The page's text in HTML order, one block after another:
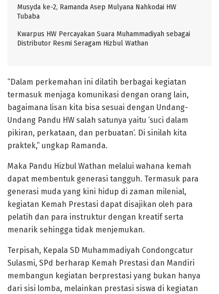
Musyda ke-2, Ramanda Asep Mulyana Nahkodai HW
Tubaba
Kwarpus HW Percayakan Suara Muhammadiyah sebagai
Distributor Resmi Seragam Hizbul Wathan
“Dalam perkemahan ini dilatih berbagai kegiatan
termasuk menjaga komunikasi dengan orang lain,
bagaimana lisan kita bisa sesuai dengan Undang-
Undang Pandu HW salah satunya yaitu ‘suci dalam
pikiran, perkataan, dan perbuatan’. Di sinilah kita
praktek,” ungkap Ramanda.
Maka Pandu Hizbul Wathan melalui wahana kemah
dapat membentuk generasi tangguh. Termasuk para
generasi muda yang kini hidup di zaman milenial,
kegiatan Kemah Prestasi dapat disajikan oleh para
pelatih dan para instruktur dengan kreatif serta
menarik sehingga tidak menjemukan.
Terpisah, Kepala SD Muhammadiyah Condongcatur
Sulasmi, SPd berharap Kemah Prestasi dan Mandiri
membangun kegiatan berprestasi yang bukan hanya
dari sisi lomba, melainkan prestasi siswa di kegiatan